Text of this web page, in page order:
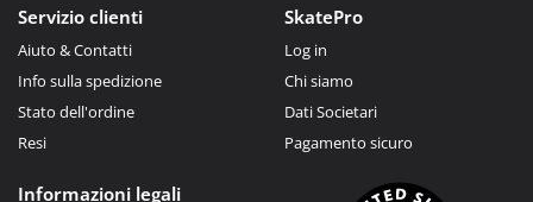
Servizio clienti
Aiuto & Contatti
Info sulla spedizione
Stato dell'ordine
Resi
SkatePro
Log in
Chi siamo
Dati Societari
Pagamento sicuro
Informazioni legali